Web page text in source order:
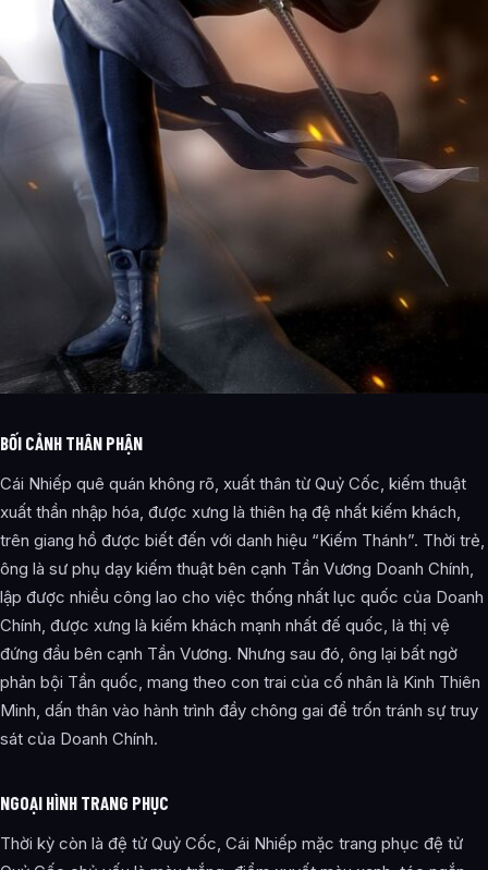
BỐI CẢNH THÂN PHẬN
Cái Nhiếp quê quán không rõ, xuất thân từ Quỷ Cốc, kiếm thuật
xuất thần nhập hóa, được xưng là thiên hạ đệ nhất kiếm khách,
trên giang hồ được biết đến với danh hiệu “Kiếm Thánh”. Thời trẻ,
ông là sư phụ dạy kiếm thuật bên cạnh Tần Vương Doanh Chính,
lập được nhiều công lao cho việc thống nhất lục quốc của Doanh
Chính, được xưng là kiếm khách mạnh nhất đế quốc, là thị vệ
đứng đầu bên cạnh Tần Vương. Nhưng sau đó, ông lại bất ngờ
phản bội Tần quốc, mang theo con trai của cố nhân là Kinh Thiên
Minh, dấn thân vào hành trình đầy chông gai để trốn tránh sự truy
sát của Doanh Chính.
NGOẠI HÌNH TRANG PHỤC
Thời kỳ còn là đệ tử Quỷ Cốc, Cái Nhiếp mặc trang phục đệ tử